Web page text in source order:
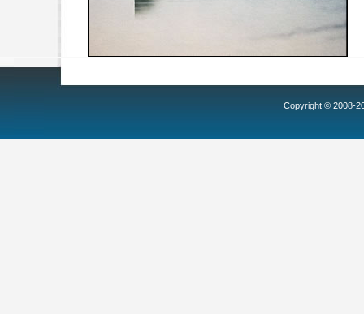
Copyright © 2008-